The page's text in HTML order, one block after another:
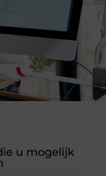
u mogelijk